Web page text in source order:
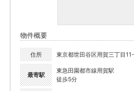
物件概要
住所 東京都世田谷区用賀三丁目
最寄駅
東急田園都市線用賀駅
徒歩5分